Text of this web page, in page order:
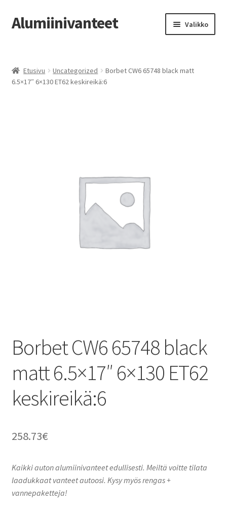
Siirry
navigointiin
Siirry
sisältöön
Alumiinivanteet Valikko
Kauppa
Etusivu Uncategorized
Borbet CW6 65748 black matt
6.5×17″ 6×130 ET62 keskireikä:6
Borbet CW6 65748 black
matt 6.5×17″ 6×130 ET62
keskireikä:6
258.73€
Kaikki auton alumiinivanteet edullisesti. Meiltä voitte tilata
laadukkaat vanteet autoosi. Kysy myös rengas +
vannepaketteja!